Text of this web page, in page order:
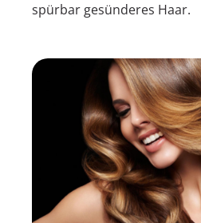
spürbar gesünderes Haar.